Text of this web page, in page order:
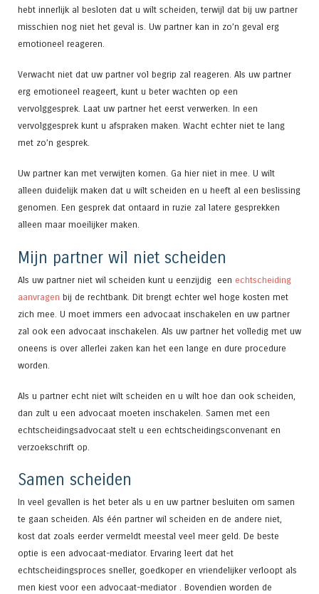
hebt innerlijk al besloten dat u wilt scheiden, terwijl dat bij uw partner
misschien nog niet het geval is. Uw partner kan in zo’n geval erg
emotioneel reageren.
Verwacht niet dat uw partner vol begrip zal reageren. Als uw partner
erg emotioneel reageert, kunt u beter wachten op een
vervolggesprek. Laat uw partner het eerst verwerken. In een
vervolggesprek kunt u afspraken maken. Wacht echter niet te lang
met zo’n gesprek.
Uw partner kan met verwijten komen. Ga hier niet in mee. U wilt
alleen duidelijk maken dat u wilt scheiden en u heeft al een beslissing
genomen. Een gesprek dat ontaard in ruzie zal latere gesprekken
alleen maar moeilijker maken.
Mijn partner wil niet scheiden
Als uw partner niet wil scheiden kunt u eenzijdig een echtscheiding
aanvragen bij de rechtbank. Dit brengt echter wel hoge kosten met
zich mee. U moet immers een advocaat inschakelen en uw partner
zal ook een advocaat inschakelen. Als uw partner het volledig met uw
oneens is over allerlei zaken kan het een lange en dure procedure
worden.
Als u partner echt niet wilt scheiden en u wilt hoe dan ook scheiden,
dan zult u een advocaat moeten inschakelen. Samen met een
echtscheidingsadvocaat stelt u een echtscheidingsconvenant en
verzoekschrift op.
Samen scheiden
In veel gevallen is het beter als u en uw partner besluiten om samen
te gaan scheiden. Als één partner wil scheiden en de andere niet,
kost dat zoals eerder vermeldt meestal veel meer geld. De beste
optie is een advocaat-mediator. Ervaring leert dat het
echtscheidingsproces sneller, goedkoper en vriendelijker verloopt als
men kiest voor een advocaat-mediator . Bovendien worden de